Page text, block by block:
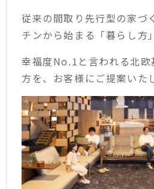
従来の間取り先行型の家づ
チンから始まる「暮らし方
幸福度No.1と言われる北欧
方を、お客様にご提案いた